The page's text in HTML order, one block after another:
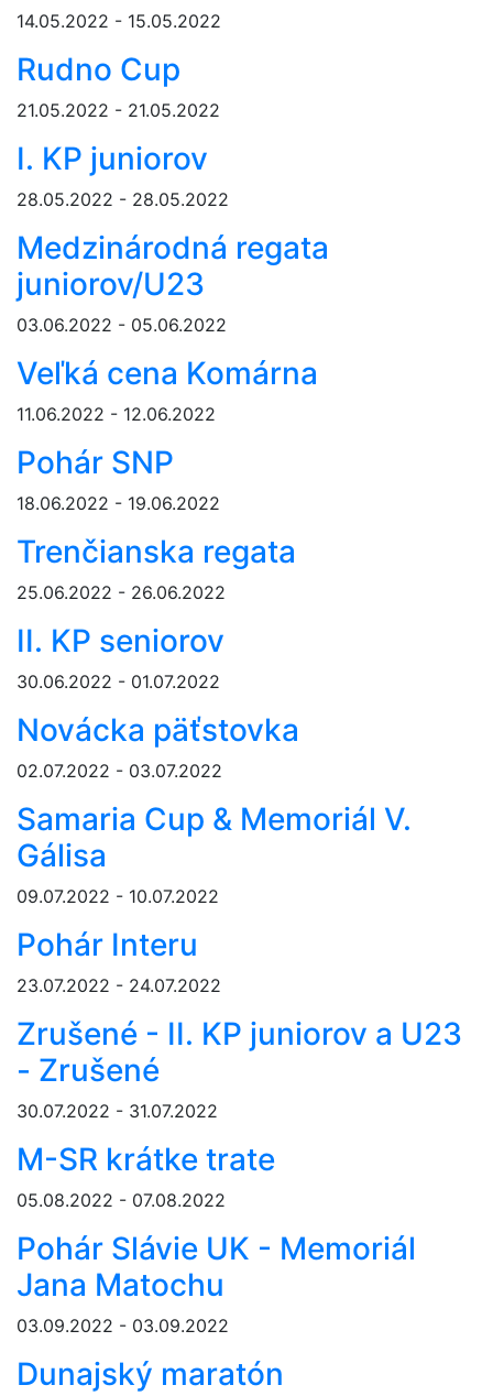
14.05.2022 - 15.05.2022
Rudno Cup
21.05.2022 - 21.05.2022
I. KP juniorov
28.05.2022 - 28.05.2022
Medzinárodná regata
juniorov/U23
03.06.2022 - 05.06.2022
Veľká cena Komárna
11.06.2022 - 12.06.2022
Pohár SNP
18.06.2022 - 19.06.2022
Trenčianska regata
25.06.2022 - 26.06.2022
II. KP seniorov
30.06.2022 - 01.07.2022
Novácka päťstovka
02.07.2022 - 03.07.2022
Samaria Cup & Memoriál V.
Gálisa
09.07.2022 - 10.07.2022
Pohár Interu
23.07.2022 - 24.07.2022
Zrušené - II. KP juniorov a U23
- Zrušené
30.07.2022 - 31.07.2022
M-SR krátke trate
05.08.2022 - 07.08.2022
Pohár Slávie UK - Memoriál
Jana Matochu
03.09.2022 - 03.09.2022
Dunajský maratón